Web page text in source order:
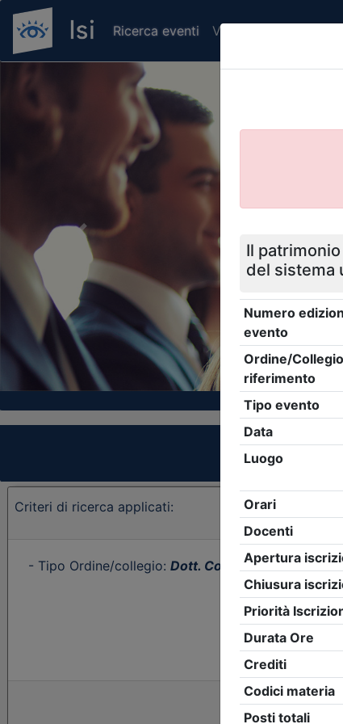
Ricerca eventi Verifica attestato di
Previous
Criteri di ricerca applicati:
- Tipo Ordine/collegio: Dott. Comm. E.C.- Ordine: